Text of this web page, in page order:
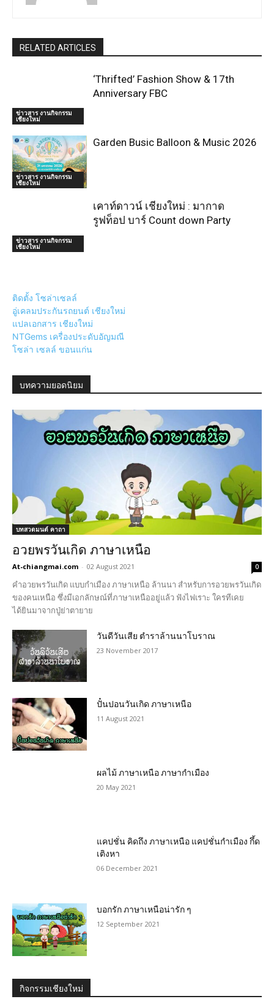
RELATED ARTICLES
ข่าวสาร งานกิจกรรม
เชียงใหม่
‘Thrifted’ Fashion Show & 17th
Anniversary FBC
ข่าวสาร งานกิจกรรม
เชียงใหม่
Garden Busic Balloon & Music 2026
ข่าวสาร งานกิจกรรม
เชียงใหม่
เคาท์ดาวน์ เชียงใหม่ : มากาด
รูฟท็อป บาร์ Count down Party
ติดตั้ง โซล่าเซลล์
อู่เคลมประกันรถยนต์ เชียงใหม่
แปลเอกสาร เชียงใหม่
NTGems เครื่องประดับอัญมณี
โซล่า เซลล์ ขอนแก่น
บทความยอดนิยม
บทสวดมนต์ คาถา
อวยพรวันเกิด ภาษาเหนือ
At-chiangmai.com - 02 August 2021 0
คำอวยพรวันเกิด แบบกำเมือง ภาษาเหนือ ล้านนา สำหรับการอวยพรวันเกิด
ของคนเหนือ ซึ่งมีเอกลักษณ์ที่ภาษาเหนืออยู่แล้ว ฟังไฟเราะ ใครทีเคย
ได้ยินมาจากปู่ย่าตายาย
วันดีวันเสีย ตำราล้านนาโบราณ
23 November 2017
ปั๋นปอนวันเกิด ภาษาเหนือ
11 August 2021
ผลไม้ ภาษาเหนือ ภาษากำเมือง
20 May 2021
แคปชั่น คิดถึง ภาษาเหนือ แคปชั่นกำเมือง กึ้ด
เติงหา
06 December 2021
บอกรัก ภาษาเหนือน่ารัก ๆ
12 September 2021
กิจกรรมเชียงใหม่